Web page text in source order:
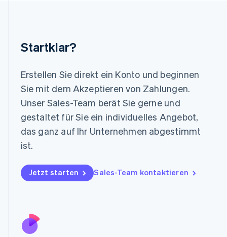
Startklar?
Erstellen Sie direkt ein Konto und beginnen
Sie mit dem Akzeptieren von Zahlungen.
Unser Sales-Team berät Sie gerne und
gestaltet für Sie ein individuelles Angebot,
das ganz auf Ihr Unternehmen abgestimmt
ist.
Jetzt starten Sales-Team kontaktieren
Luxemburg
English简体中文
Malta
Mexiko
EspañolEnglish
Neuseeland
Norwegen
English
English
Portugal